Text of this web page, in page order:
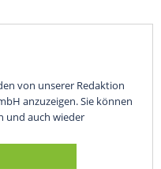
von unserer Redaktion
anzuzeigen. Sie können
und auch wieder